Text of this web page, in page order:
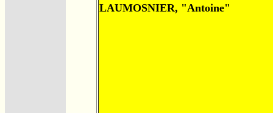
LAUMOSNIER, "Antoine"